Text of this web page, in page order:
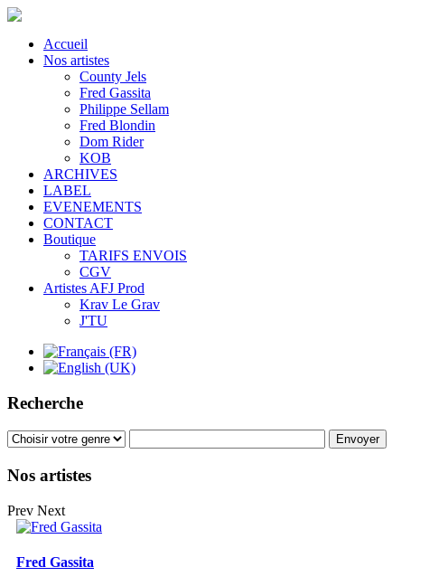
Accueil
Nos artistes
County Jels
Fred Gassita
Philippe Sellam
Fred Blondin
Dom Rider
KOB
ARCHIVES
LABEL
EVENEMENTS
CONTACT
Boutique
TARIFS ENVOIS
CGV
Artistes AFJ Prod
Krav Le Grav
J'TU
Recherche
Nos artistes
Prev Next
Fred Gassita